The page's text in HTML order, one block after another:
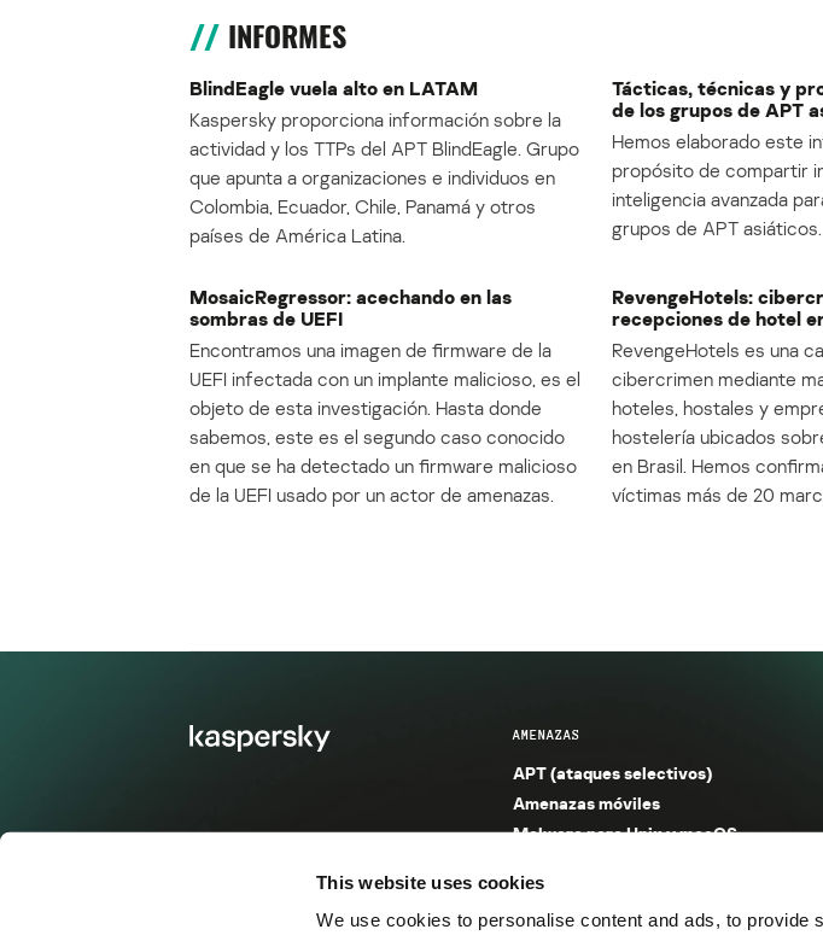
This website uses cookies
We use cookies to personalise content and ads, to provide
INFORMES
BlindEagle vuela alto en LATAM
Kaspersky proporciona información sobre la
actividad y los TTPs del APT BlindEagle. Grupo
que apunta a organizaciones e individuos en
Colombia, Ecuador, Chile, Panamá y otros
países de América Latina.
Tácticas, técnicas y
de los grupos de APT
Hemos elaborado este
propósito de compartir
inteligencia avanzada
grupos de APT asiáticos.
MosaicRegressor: acechando en las
sombras de UEFI
Encontramos una imagen de firmware de la
UEFI infectada con un implante malicioso, es el
objeto de esta investigación. Hasta donde
sabemos, este es el segundo caso conocido
en que se ha detectado un firmware malicioso
de la UEFI usado por un actor de amenazas.
RevengeHotels:
recepciones de hotel
RevengeHotels es una
cibercrimen mediante
hoteles, hostales y
hostelería ubicados
en Brasil. Hemos
víctimas más de 20
AMENAZAS
APT (ataques selectivos)
Amenazas móviles
Malware para Unix y macOS
Entorno seguro (IoT)
Amenazas financieras